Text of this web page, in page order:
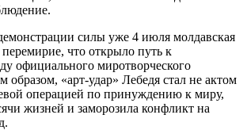
силы уже 4 июля молдавская
перемирие, что открыло путь к
официального миротворческого
образом, «арт-удар» Лебедя стал не актом
операцией по принуждению к миру,
жизней и заморозила конфликт на